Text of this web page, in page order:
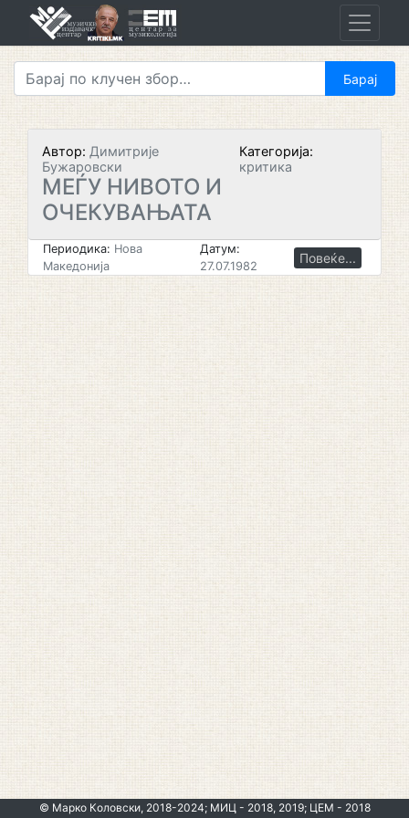
Автор: Димитрије
Бужаровски
Категорија:
критика
МЕЃУ НИВОТО И
ОЧЕКУВАЊАТА
Периодика: Нова
Македонија
Датум:
27.07.1982
Повеќе...
© Марко Коловски, 2018-2024; МИЦ - 2018, 2019; ЦЕМ - 2018